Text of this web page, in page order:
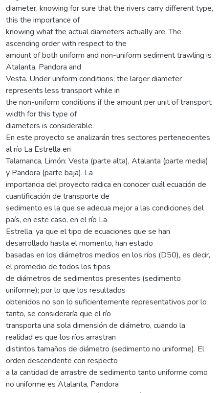
diameter, knowing for sure that the rivers carry different type,
this the importance of
knowing what the actual diameters actually are. The
ascending order with respect to the
amount of both uniform and non-uniform sediment trawling is
Atalanta, Pandora and
Vesta. Under uniform conditions; the larger diameter
represents less transport while in
the non-uniform conditions if the amount per unit of transport
width for this type of
diameters is considerable.
En este proyecto se analizarán tres sectores pertenecientes
al río La Estrella en
Talamanca, Limón: Vesta (parte alta), Atalanta (parte media)
y Pandora (parte baja). La
importancia del proyecto radica en conocer cuál ecuación de
cuantificación de transporte de
sedimento es la que se adecua mejor a las condiciones del
país, en este caso, en el río La
Estrella, ya que el tipo de ecuaciones que se han
desarrollado hasta el momento, han estado
basadas en los diámetros medios en los ríos (D50), es decir,
el promedio de todos los tipos
de diámetros de sedimentos presentes (sedimento
uniforme); por lo que los resultados
obtenidos no son lo suficientemente representativos por lo
tanto, se consideraría que el río
transporta una sola dimensión de diámetro, cuando la
realidad es que los ríos arrastran
distintos tamaños de diámetro (sedimento no uniforme). El
orden descendente con respecto
a la cantidad de arrastre de sedimento tanto uniforme como
no uniforme es Atalanta, Pandora